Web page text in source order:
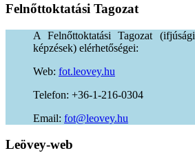
Felnőttoktatási Tagozat
A Felnőttoktatási Tagozat
képzések) elérhetőségei:
Web: fot.leovey.hu
Telefon: +36-1-216-0304
Email:
uh.yevoel@t
of
Leövey-web